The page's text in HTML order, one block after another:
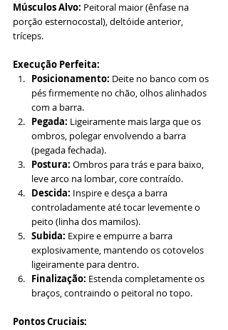
Músculos Alvo: Peitoral maior (ênfase na
porção esternocostal), deltóide anterior,
tríceps.
Execução Perfeita:
Posicionamento: Deite no banco com os
pés firmemente no chão, olhos alinhados
com a barra.
Pegada: Ligeiramente mais larga que os
ombros, polegar envolvendo a barra
(pegada fechada).
Postura: Ombros para trás e para baixo,
leve arco na lombar, core contraído.
Descida: Inspire e desça a barra
controladamente até tocar levemente o
peito (linha dos mamilos).
Subida: Expire e empurre a barra
explosivamente, mantendo os cotovelos
ligeiramente para dentro.
Finalização: Estenda completamente os
braços, contraindo o peitoral no topo.
Pontos Cruciais: